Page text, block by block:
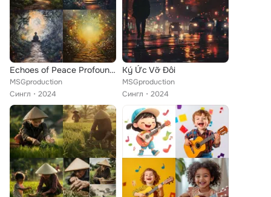
Echoes of Peace Profound Tranquility Path
MSGproduction
Сингл
2024
Ký Ức Vỡ Đôi
MSGproduction
Сингл
2024